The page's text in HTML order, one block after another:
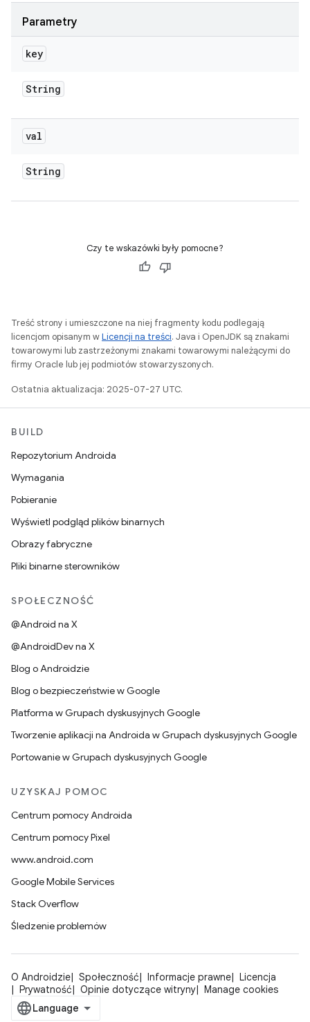
Parametry
key
String
val
String
Czy te wskazówki były pomocne?
Treść strony i umieszczone na niej fragmenty kodu podlegają
licencjom opisanym wLicencji na treści. Java i OpenJDK są znakami
towarowymi lub zastrzeżonymi znakami towarowymi należącymi do
firmy Oracle lub jej podmiotów stowarzyszonych.
Ostatnia aktualizacja: 2025-07-27 UTC.
BUILD
Repozytorium Androida
Wymagania
Pobieranie
Wyświetl podgląd plików binarnych
Obrazy fabryczne
Pliki binarne sterowników
SPOŁECZNOŚĆ
@Android na X
@AndroidDev na X
Blog o Androidzie
Blog o bezpieczeństwie w Google
Platforma w Grupach dyskusyjnych Google
Tworzenie aplikacji na Androida w Grupach dyskusyjnych Google
Portowanie w Grupach dyskusyjnych Google
UZYSKAJ POMOC
Centrum pomocy Androida
Centrum pomocy Pixel
www.android.com
Google Mobile Services
Stack Overflow
Śledzenie problemów
O Androidzie Społeczność Informacje prawne
Licencja
Prywatność
Opinie dotyczące witryny Manage cookies